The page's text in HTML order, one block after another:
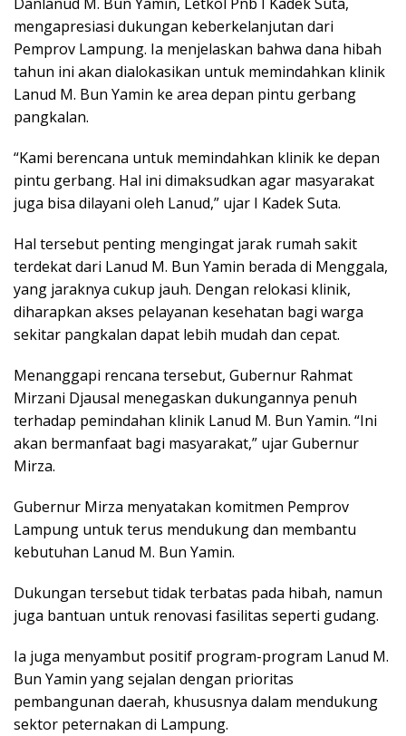
mengapresiasi dukungan keberkelanjutan dari
Pemprov Lampung. Ia menjelaskan bahwa dana hibah
tahun ini akan dialokasikan untuk memindahkan klinik
Lanud M. Bun Yamin ke area depan pintu gerbang
pangkalan.
“Kami berencana untuk memindahkan klinik ke depan
pintu gerbang. Hal ini dimaksudkan agar masyarakat
juga bisa dilayani oleh Lanud,” ujar I Kadek Suta.
Hal tersebut penting mengingat jarak rumah sakit
terdekat dari Lanud M. Bun Yamin berada di Menggala,
yang jaraknya cukup jauh. Dengan relokasi klinik,
diharapkan akses pelayanan kesehatan bagi warga
sekitar pangkalan dapat lebih mudah dan cepat.
Menanggapi rencana tersebut, Gubernur Rahmat
Mirzani Djausal menegaskan dukungannya penuh
terhadap pemindahan klinik Lanud M. Bun Yamin. “Ini
akan bermanfaat bagi masyarakat,” ujar Gubernur
Mirza.
Gubernur Mirza menyatakan komitmen Pemprov
Lampung untuk terus mendukung dan membantu
kebutuhan Lanud M. Bun Yamin.
Dukungan tersebut tidak terbatas pada hibah, namun
juga bantuan untuk renovasi fasilitas seperti gudang.
Ia juga menyambut positif program-program Lanud M.
Bun Yamin yang sejalan dengan prioritas
pembangunan daerah, khususnya dalam mendukung
sektor peternakan di Lampung.